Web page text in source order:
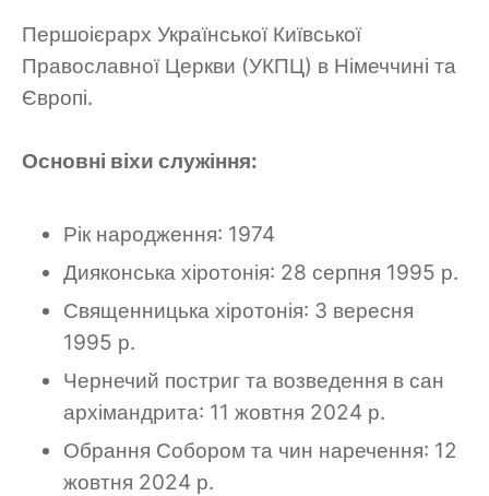
Першоієрарх Української Київської
Православної Церкви (УКПЦ) в Німеччині та
Європі.
Основні віхи служіння:
Рік народження: 1974
Дияконська хіротонія: 28 серпня 1995 р.
Священницька хіротонія: 3 вересня
1995 р.
Чернечий постриг та возведення в сан
архімандрита: 11 жовтня 2024 р.
Обрання Собором та чин наречення: 12
жовтня 2024 р.